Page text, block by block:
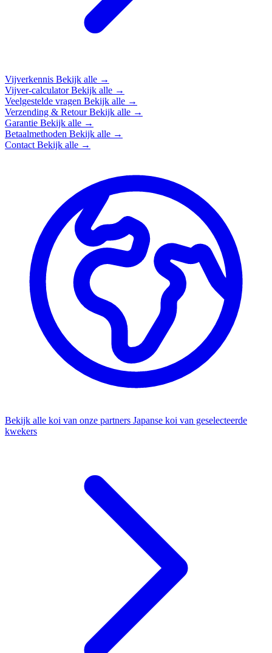
Vijverkennis Bekijk alle →
Vijver-calculatorBekijk alle →
Veelgestelde vragen Bekijk alle →
Verzending & RetourBekijk alle →
Garantie Bekijk alle →
Betaalmethoden Bekijk alle →
Contact Bekijk alle →
Bekijk alle koi van onze partners Japanse koi van geselecteerde
kwekers